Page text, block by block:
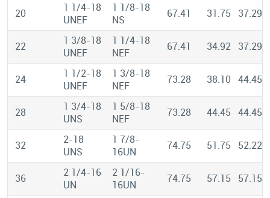
20
1 1/4-18
UNEF
1 1/8-18
NS
67.41 31.75 37.29
22
1 3/8-18
UNEF
1 1/4-18
NEF
67.41 34.92 37.29
24
1 1/2-18
UNEF
1 3/8-18
NEF
73.28 38.10 44.45
28
1 3/4-18
UNS
1 5/8-18
NEF
73.28 44.45 44.45
32
2-18
UNS
1 7/8-
16UN
74.75 51.75 52.22
36
2 1/4-16
UN
2 1/16-
16UN
74.75 57.15 57.15